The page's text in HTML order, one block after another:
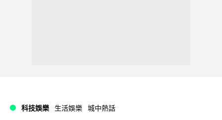
科技娛樂 生活娛樂 城中熱話